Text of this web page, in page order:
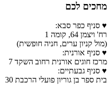
מחכים לכם
♥ סניף כפר סבא:
רח' ויצמן 64, קומה 1
(מול קניון ערים, חניה חופשית)
♥ סניף אורנית:
מרכז חוגים אורנית רחוב השקד 7
♥ סניף גבעתיים:
בית ספר בן גוריון פועלי הרכבת 30